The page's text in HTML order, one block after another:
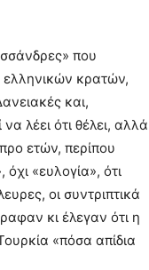
που
ελληνικών κρατών,
και,
λέει ότι θέλει, αλλά
ετών, περίπου
«ευλογία», ότι
οι συντριπτικά
κι έλεγαν ότι η
«πόσα απίδια